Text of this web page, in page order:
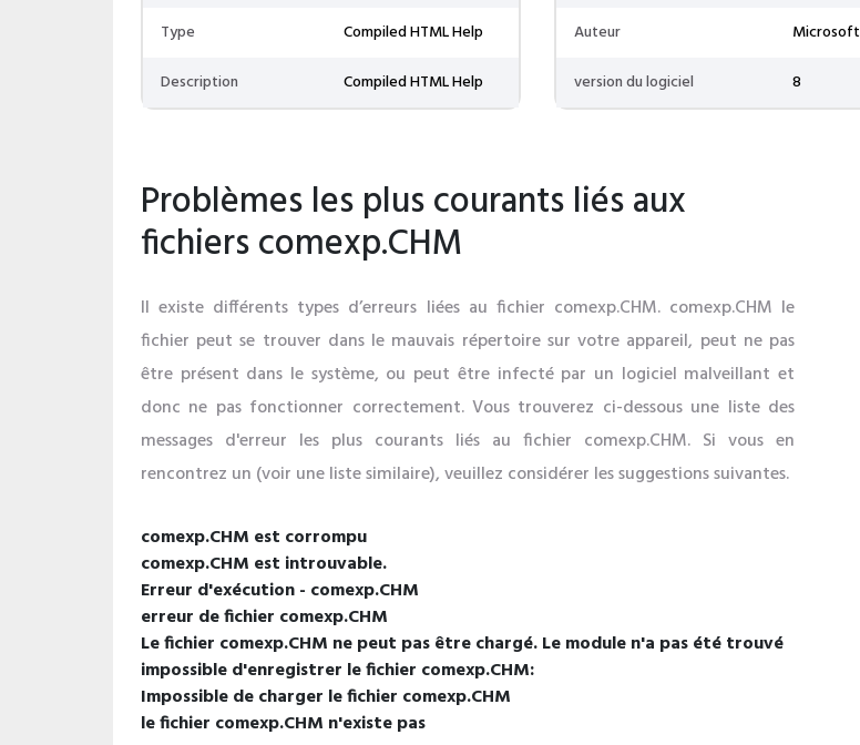
Type
Compiled HTML Help
Description
Compiled HTML Help
Auteur
Microsoft
version du logiciel
8
Problèmes les plus courants liés aux
fichiers comexp.CHM
Il existe différents types d’erreurs liées au fichier comexp.CHM. comexp.CHM le
fichier peut se trouver dans le mauvais répertoire sur votre appareil, peut ne pas
être présent dans le système, ou peut être infecté par un logiciel malveillant et
donc ne pas fonctionner correctement. Vous trouverez ci-dessous une liste des
messages d'erreur les plus courants liés au fichier comexp.CHM. Si vous en
rencontrez un (voir une liste similaire), veuillez considérer les suggestions suivantes.
comexp.CHM est corrompu
comexp.CHM est introuvable.
Erreur d'exécution - comexp.CHM
erreur de fichier comexp.CHM
Le fichier comexp.CHM ne peut pas être chargé. Le module n'a pas été trouvé
impossible d'enregistrer le fichier comexp.CHM:
Impossible de charger le fichier comexp.CHM
le fichier comexp.CHM n'existe pas